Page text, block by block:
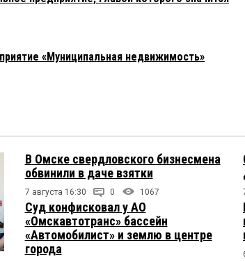
«Муниципальная недвижимость»
В Омске свердловского бизнесмена
обвинили в даче взятки
7 августа 16:30 0 1067
Суд конфисковал у АО
«Омскавтотранс» бассейн
«Автомобилист» и землю в центре
города